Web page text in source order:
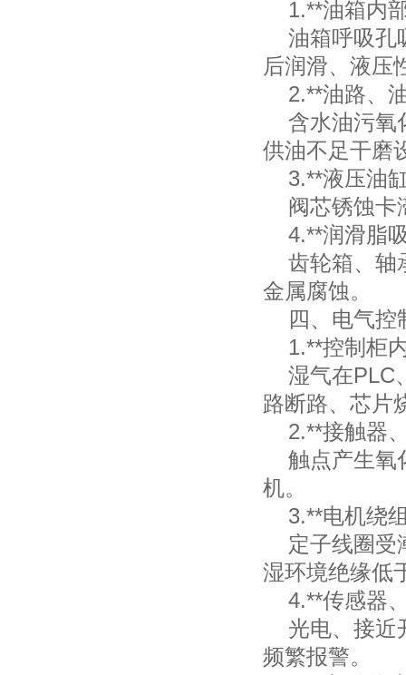
1.**油箱内
油箱呼吸孔
后润滑、液压
2.**油路、
含水油污氧
供油不足干磨
3.**液压油
阀芯锈蚀卡
4.**润滑脂
齿轮箱、轴
金属腐蚀。
四、电气控
1.**控制柜
湿气在PLC
路断路、芯片
2.**接触器
触点产生氧
机。
3.**电机绕
定子线圈受
湿环境绝缘低
4.**传感器
光电、接近
频繁报警。